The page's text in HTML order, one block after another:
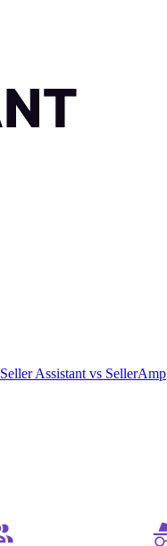
Seller Assistant vs SellerAmp